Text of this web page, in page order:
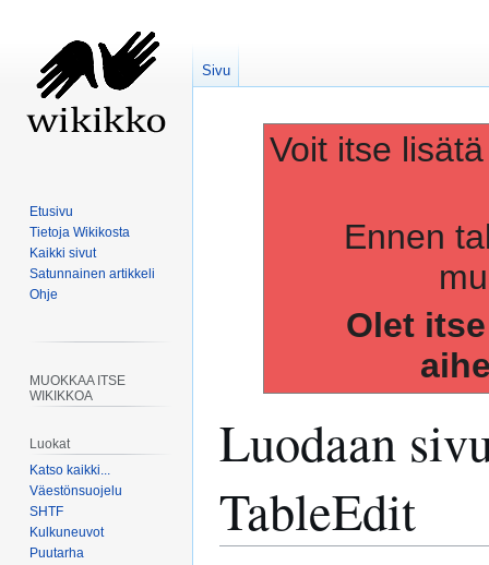
Voit itse
Ennen
Olet
Luodaan
TableEdit
Sivu
Etusivu
Tietoja Wikikosta
Kaikki sivut
Satunnainen artikkeli
Ohje
MUOKKAA ITSE
WIKIKKOA
Luokat
Katso kaikki...
Väestönsuojelu
SHTF
Kulkuneuvot
Puutarha